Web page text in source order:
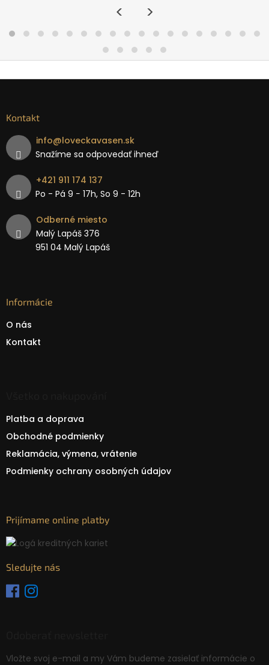
< >
Kontakt
info@loveckavasen.sk
Snažíme sa odpovedať ihneď
+421 911 174 137
Po - Pá 9 − 17h, So 9 - 12h
Odberné miesto
Malý Lapáš 376
951 04 Malý Lapáš
Informácie
O nás
Kontakt
Platba a doprava
Obchodné podmienky
Reklamácia, výmena, vrátenie
Podmienky ochrany osobných údajov
Prijímame online platby
Sledujte nás
Vložte svoj e-mail a my Vám budeme zasielať informácie o